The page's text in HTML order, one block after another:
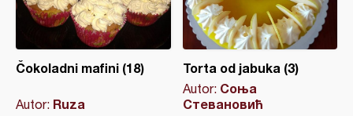
Čokoladni mafini (18)
Autor: Ruza
Torta od jabuka (3)
Autor: Соња
Стевановић